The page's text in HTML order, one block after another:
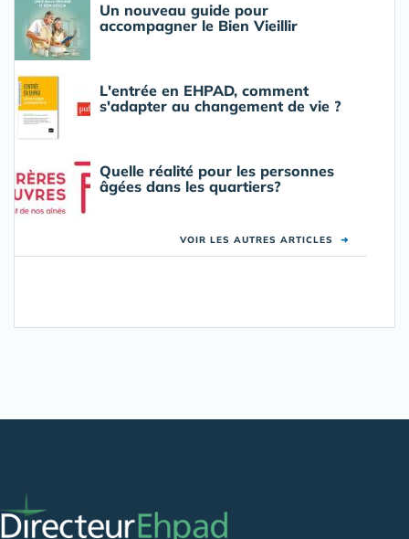
Un nouveau guide pour
accompagner le Bien Vieillir
L'entrée en EHPAD, comment
s'adapter au changement de vie ?
Quelle réalité pour les personnes
âgées dans les quartiers?
VOIR LES AUTRES ARTICLES ➜